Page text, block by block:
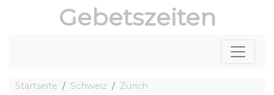
Gebetszeiten
Startseite Schweiz Zürich